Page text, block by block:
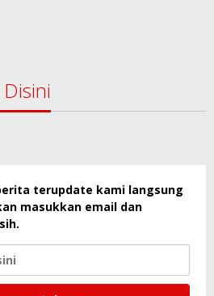
terupdate kami langsung
masukkan email dan